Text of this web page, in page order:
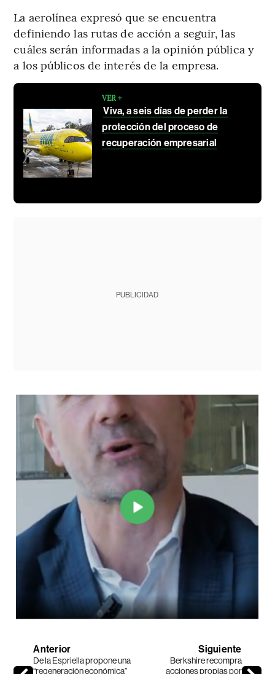
La aerolínea expresó que se encuentra
definiendo las rutas de acción a seguir, las
cuáles serán informadas a la opinión pública y
a los públicos de interés de la empresa.
VER +
Viva, a seis días de perder la
protección del proceso de
recuperación empresarial
PUBLICIDAD
Anterior
De la Espriella propone una
“regeneración económica”
Siguiente
Berkshire recompra
acciones propias por